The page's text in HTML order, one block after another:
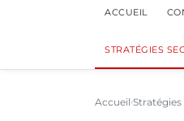
ACCUEIL
STRATÉGIES
Accueil Stratégies